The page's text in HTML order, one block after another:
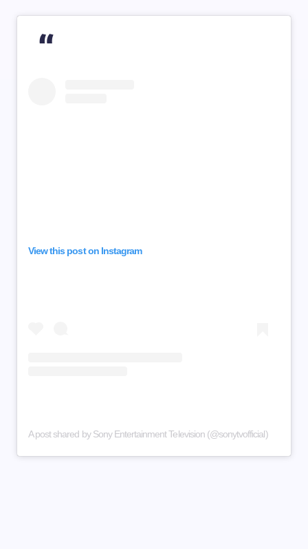
View this post on Instagram
A post shared by Sony Entertainment Television (@sonytvofficial)